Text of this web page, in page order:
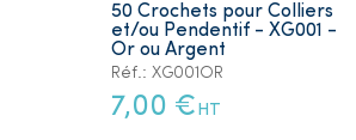
50 Crochets pour Colliers
et/ou Pendentif - XG001 -
Or ou Argent
Réf.: XG001OR
7,00 € HT